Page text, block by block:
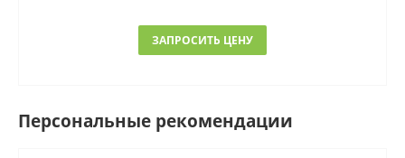
ЗАПРОСИТЬ ЦЕНУ
Персональные рекомендации